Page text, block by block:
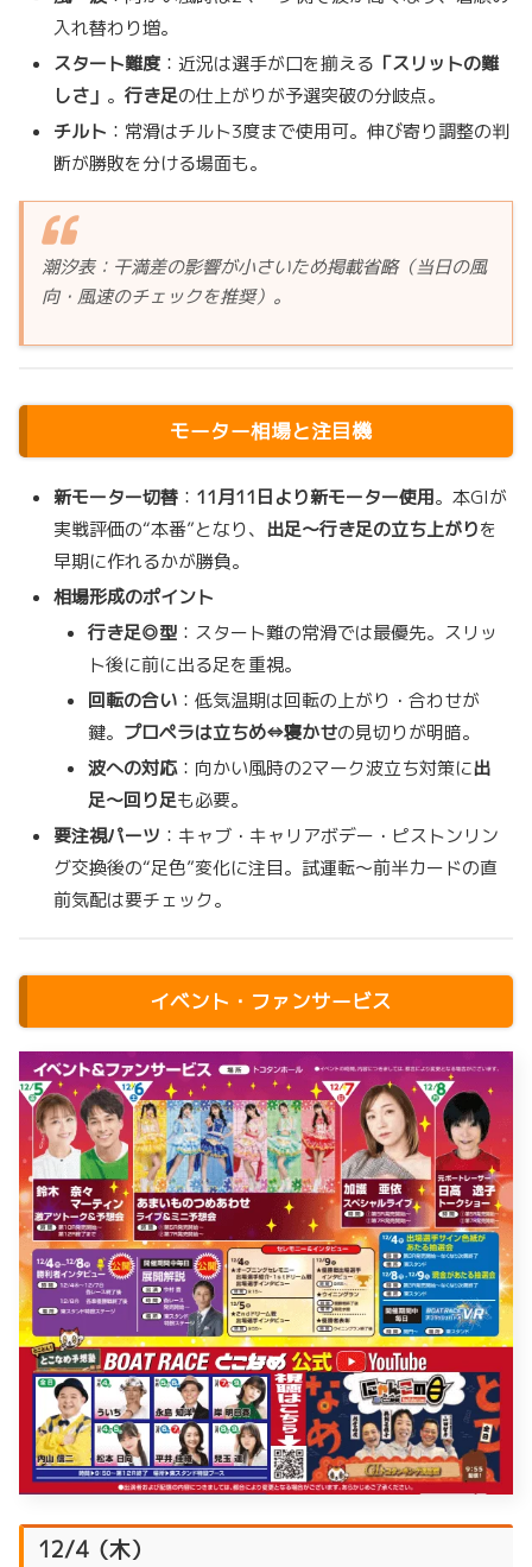
入れ替わり増。
スタート難度 ：近況は選手が口を揃える 「スリットの難
しさ」 。 行き足の仕上がりが予選突破の分岐点。
チルト ：常滑はチルト3度まで使用可。伸び寄り調整の判
断が勝敗を分ける場面も。
潮汐表：干満差の影響が小さいため掲載省略（当日の風
向・風速のチェックを推奨）。
モーター相場と注目機
新モーター切替 ： 11月11日より新モーター使用。本GIが
実戦評価の“本番”となり、 出足～行き足の立ち上がりを
早期に作れるかが勝負。
相場形成のポイント
行き足◎型 ：スタート難の常滑では最優先。スリッ
ト後に前に出る足を重視。
回転の合い ：低気温期は回転の上がり・合わせが
鍵。 プロペラは立ちめ⇔寝かせの見切りが明暗。
波への対応：向かい風時の2マーク波立ち対策に出
足～回り足も必要。
要注視パーツ ：キャブ・キャリアボデー・ピストンリン
グ交換後の“足色”変化に注目。試運転～前半カードの直
前気配は要チェック。
イベント・ファンサービス
12/4（木）